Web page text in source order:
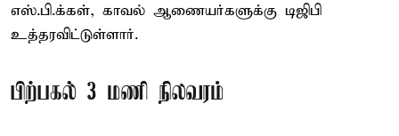
எஸ்.பி.க்கள், காவல் ஆணையர்களுக்கு டிஜிபி
உத்தரவிட்டுள்ளார்.
பிற்பகல் 3 மணி நிலவரம்